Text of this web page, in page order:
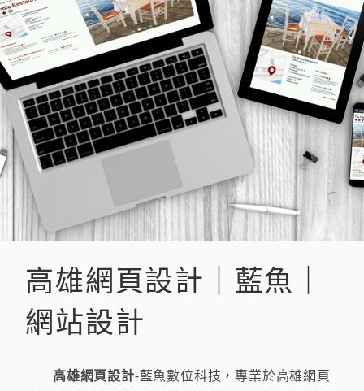
高雄網頁設計｜藍魚｜
網站設計
高雄網頁設計-藍魚數位科技，專業於高雄網頁